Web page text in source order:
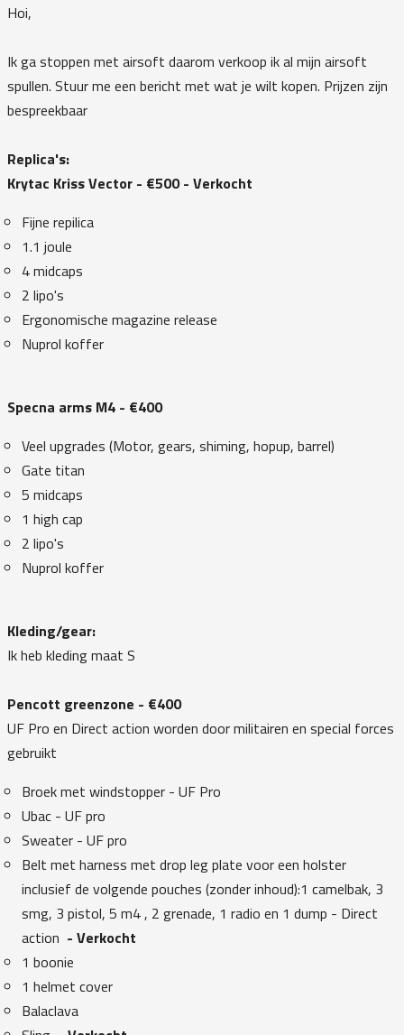
Hoi,
Ik ga stoppen met airsoft daarom verkoop ik al mijn airsoft
spullen. Stuur me een bericht met wat je wilt kopen. Prijzen zijn
bespreekbaar
Replica's:
Krytac Kriss Vector - €500 - Verkocht
Fijne repilica
1.1 joule
4 midcaps
2 lipo's
Ergonomische magazine release
Nuprol koffer
Specna arms M4 - €400
Veel upgrades (Motor, gears, shiming, hopup, barrel)
Gate titan
5 midcaps
1 high cap
2 lipo's
Nuprol koffer
Kleding/gear:
Ik heb kleding maat S
Pencott greenzone - €400
UF Pro en Direct action worden door militairen en special forces
gebruikt
Broek met windstopper - UF Pro
Ubac - UF pro
Sweater - UF pro
Belt met harness met drop leg plate voor een holster
inclusief de volgende pouches (zonder inhoud):1 camelbak, 3
smg, 3 pistol, 5 m4 , 2 grenade, 1 radio en 1 dump - Direct
action - Verkocht
1 boonie
1 helmet cover
Balaclava